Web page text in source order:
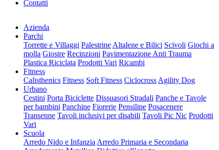
Contatti
Azienda
Parchi
Torrette e Villaggi Palestrine Altalene e Bilici Scivoli Giochi a
molla Giostre Recinzioni Pavimentazione Anti Trauma
Plastica Riciclata Prodotti Vari Ricambi
Fitness
Calisthenics Fitness Soft Fitness Ciclocross Agility Dog
Urbano
Cestini Porta Biciclette Dissuasori Stradali Panche e Tavole
per bambini Panchine Fiorerie Pensiline Posacenere
Transenne Tavoli inclusivi per disabili Tavoli Pic Nic Prodotti
Vari
Scuola
Arredo Nido e Infanzia Arredo Primaria e Secondaria